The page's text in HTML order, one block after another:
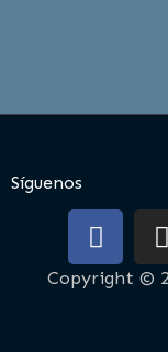
Síguenos
F
a
c
I
n
Copyright ©